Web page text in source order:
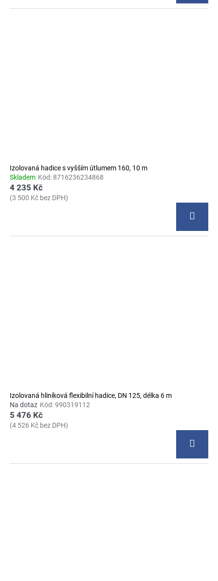
Izolovaná hadice s vyšším útlumem 160, 10 m
Skladem Kód: 8716236234868
4 235 Kč
(3 500 Kč bez DPH)
Izolovaná hliníková flexibilní hadice, DN 125, délka 6 m
Na dotaz Kód:990319112
5 476 Kč
(4 526 Kč bez DPH)